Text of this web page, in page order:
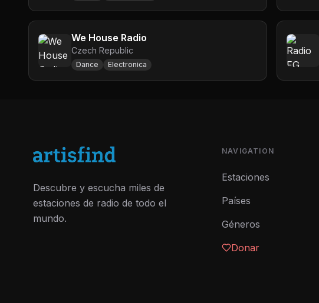
We House Radio
Czech Republic
Dance Electronica
Descubre y escucha miles de
estaciones de radio de todo el
mundo.
NAVIGATION
Estaciones
Países
Géneros
Donar